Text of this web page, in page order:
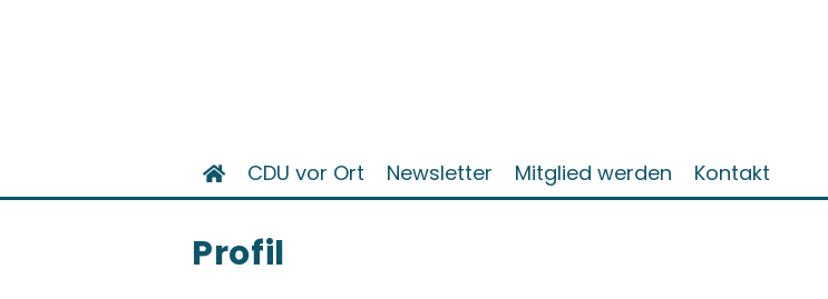
CDU vor Ort Newsletter Mitglied werden Kontakt
Profil